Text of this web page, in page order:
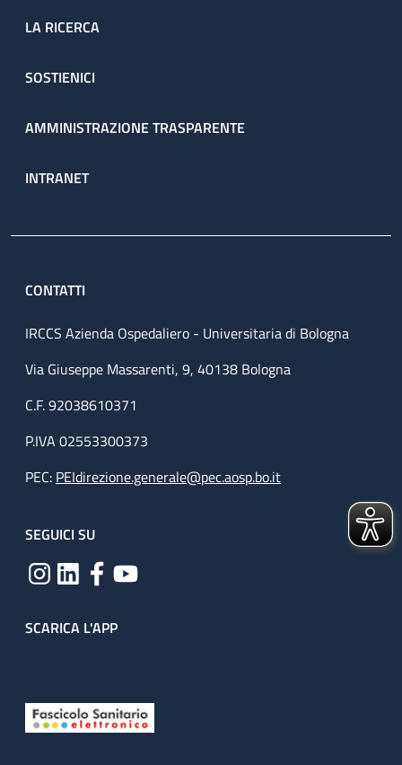
LA RICERCA
SOSTIENICI
AMMINISTRAZIONE TRASPARENTE
INTRANET
CONTATTI
IRCCS Azienda Ospedaliero - Universitaria di Bologna
Via Giuseppe Massarenti, 9, 40138 Bologna
C.F. 92038610371
P.IVA 02553300373
PEC: PEIdirezione.generale@pec.aosp.bo.it
SEGUICI SU
SCARICA L'APP